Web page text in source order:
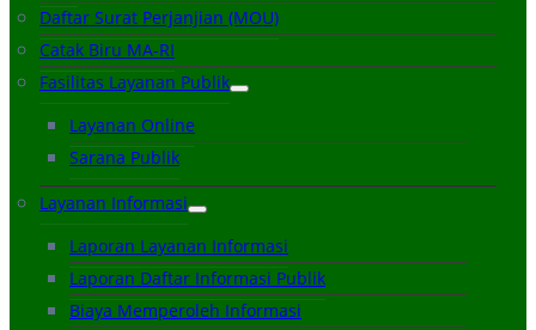
Daftar Surat Perjanjian (MOU)
Catak Biru MA-RI
Fasilitas Layanan Publik
Layanan Online
Sarana Publik
Layanan Informasi
Laporan Layanan Informasi
Laporan Daftar Informasi Publik
Biaya Memperoleh Informasi